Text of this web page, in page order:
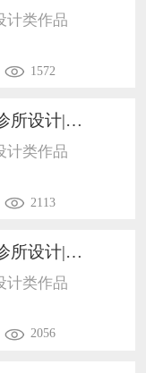
计类作品
1572
成都牙科诊所设计|成都高端牙科诊所1702
计类作品
2113
成都口腔诊所设计|成都牙科医院装修1702
计类作品
2056